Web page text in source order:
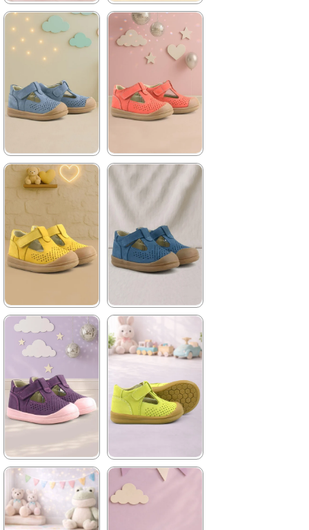
★ ★ ★ ★
1.399,90 ₺
%42İndirim
Ücretsiz
★ ★ ★ ★
1.399,90 ₺
2.399,90 ₺
%42İndirim
Ücretsiz
★ ★ ★ ★ ★
1.399,90 ₺
2.399,90 ₺
%42İndirim
Ücretsiz
Kargo
★ ★ ★ ★
1.399,90 ₺
%42İndirim
Ücretsiz
Kargo
★
1.399,90 ₺
2.399,90 ₺
%42İndirim
Ücretsiz
Kargo
★
1.399,90 ₺
%42İndirim
Ücretsiz
Kargo
★ ★ ★ ★ ★
1.399,90 ₺
2.399,90 ₺
★ ★ ★